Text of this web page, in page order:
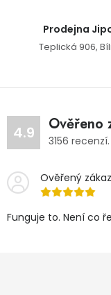
Prodejna
Teplická 906,
4.9 Ověřeno
3156 recenzí.
Ověřený
Funguje to. Není co